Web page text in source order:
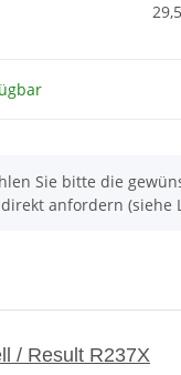
Sie bitte die
anfordern (siehe
/ Result R237X